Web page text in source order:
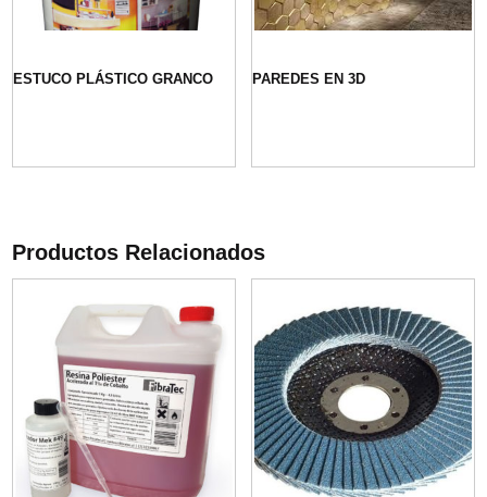
ESTUCO PLÁSTICO GRANCO PAREDES EN 3D
Productos Relacionados